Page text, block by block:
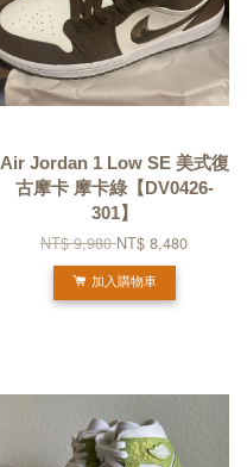
Air Jordan 1 Low SE 美式復
古摩卡 摩卡綠【DV0426-
301】
NT$ 9,980NT$ 8,480
加入購物車